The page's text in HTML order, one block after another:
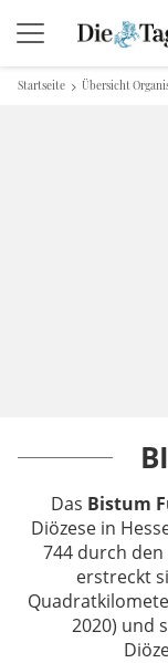
Startseite Übersicht
Das Bistum
Diözese in
744 durch
erstreckt
2020) und